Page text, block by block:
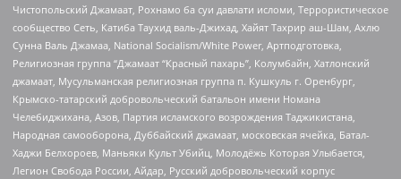
Чистопольский Джамаат, Рохнамо ба суи давлати исломи, Террористическое
сообщество Сеть, Катиба Таухид валь-Джихад, Хайят Тахрир аш-Шам, Ахлю
Сунна Валь Джамаа, National Socialism/White Power, Артподготовка,
Религиозная группа “Джамаат “Красный пахарь”, Колумбайн, Хатлонский
джамаат, Мусульманская религиозная группа п. Кушкуль г. Оренбург,
Крымско-татарский добровольческий батальон имени Номана
Челебиджихана, Азов, Партия исламского возрождения Таджикистана,
Народная самооборона, Дуббайский джамаат, московская ячейка, Батал-
Хаджи Белхороев, Маньяки Культ Убийц, Молодёжь Которая Улыбается,
Легион Свобода России, Айдар, Русский добровольческий корпус